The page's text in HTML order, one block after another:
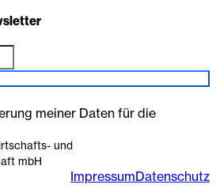
meiner Daten für die
und
mbH
ImpressumDatenschutz